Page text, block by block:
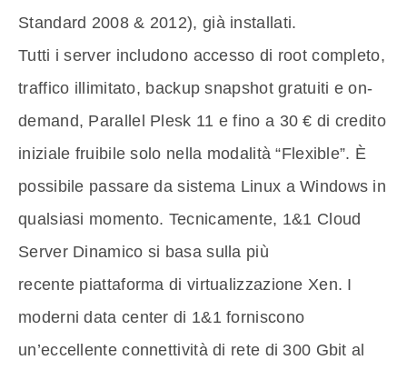
Standard 2008 & 2012), già installati.
Tutti i server includono accesso di root completo,
traffico illimitato, backup snapshot gratuiti e on-
demand, Parallel Plesk 11 e fino a 30 € di credito
iniziale fruibile solo nella modalità “Flexible”. È
possibile passare da sistema Linux a Windows in
qualsiasi momento. Tecnicamente, 1&1 Cloud
Server Dinamico si basa sulla più
recente piattaforma di virtualizzazione Xen. I
moderni data center di 1&1 forniscono
un’eccellente connettività di rete di 300 Gbit al